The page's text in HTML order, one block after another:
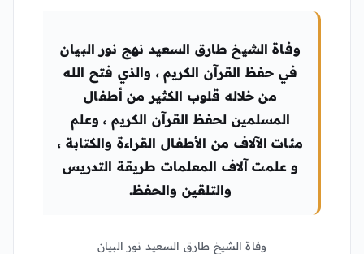
وفاة الشيخ طارق السعيد نهج نور البيان
في حفظ القرآن الكريم ، والذي فتح الله
من خلاله قلوب الكثير من أطفال
المسلمين لحفظ القرآن الكريم ، وعلم
مئات الآلاف من الأطفال القراءة والكتابة ،
و علمت آلاف المعلمات طريقة التدريس
والتلقين والحفظ.
وفاة الشيخ طارق السعيد نور البيان